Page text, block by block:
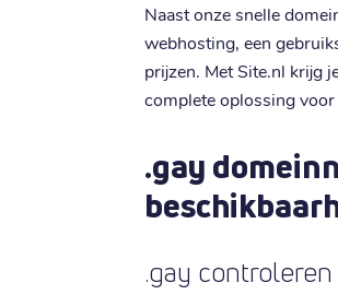
Naast onze snelle
webhosting, een
prijzen. Met Site.nl krijg
complete oplossing
.gay
.gay